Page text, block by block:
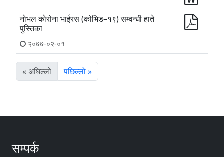
नोभल कोरोना भाईरस (कोभिड–१९) सम्वन्धी हाते
पुस्तिका
२०७७-०२-०१
« अघिल्लो पछिल्लो »
सम्पर्क